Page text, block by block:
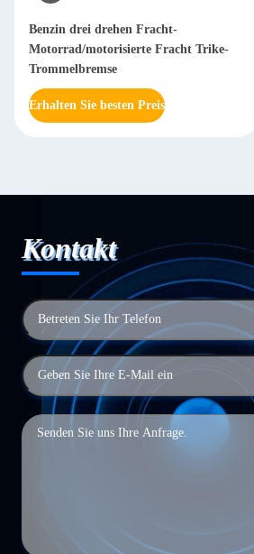
Benzin drei drehen Fracht-
Motorrad/motorisierte Fracht Trike-
Trommelbremse
Erhalten Sie besten Preis
Kontakt